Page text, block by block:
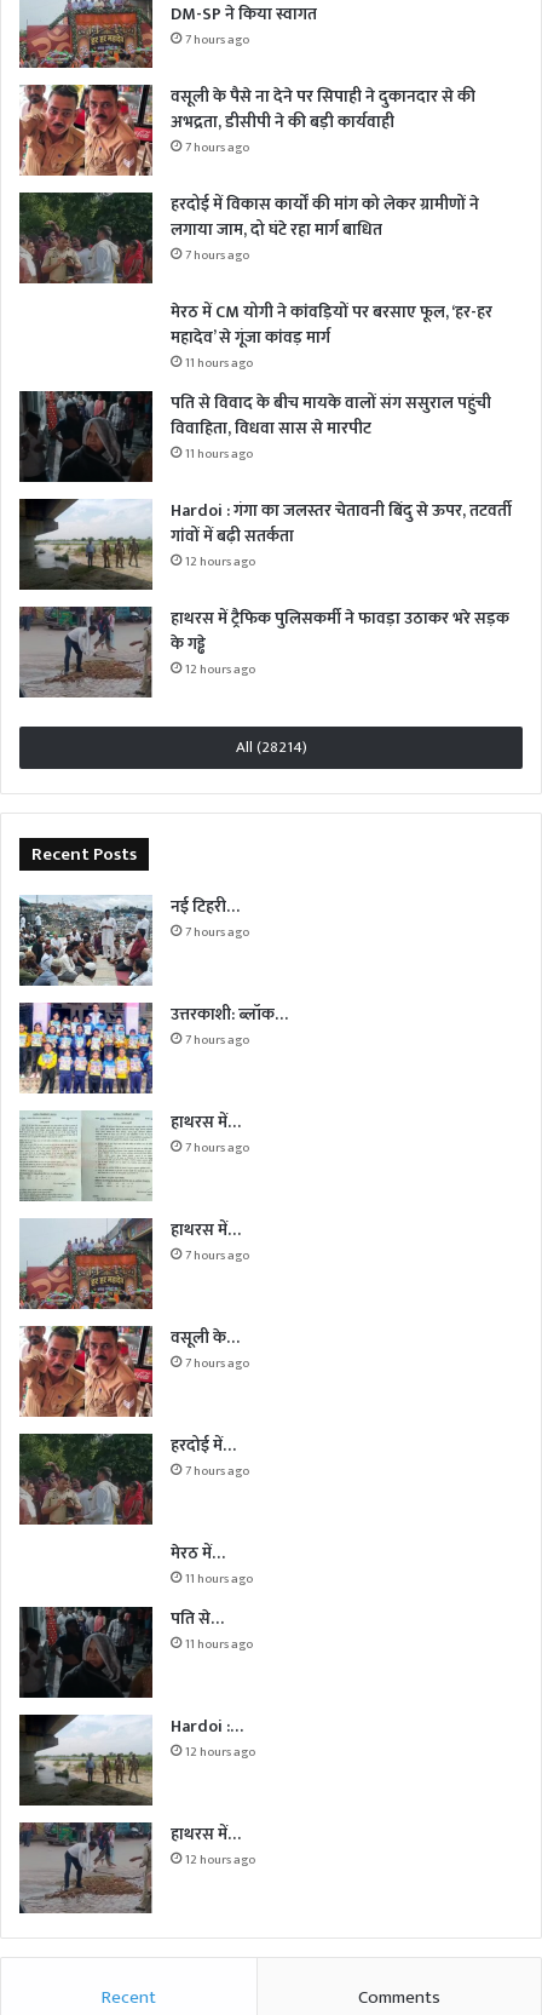
DM-SP ने किया स्वागत
7 hours ago
वसूली के पैसे ना देने पर सिपाही ने दुकानदार से की
अभद्रता, डीसीपी ने की बड़ी कार्यवाही
7 hours ago
हरदोई में विकास कार्यों की मांग को लेकर ग्रामीणों ने
लगाया जाम, दो घंटे रहा मार्ग बाधित
7 hours ago
मेरठ में CM योगी ने कांवड़ियों पर बरसाए फूल, ‘हर-हर
महादेव’ से गूंजा कांवड़ मार्ग
11 hours ago
पति से विवाद के बीच मायके वालों संग ससुराल पहुंची
विवाहिता, विधवा सास से मारपीट
11 hours ago
Hardoi : गंगा का जलस्तर चेतावनी बिंदु से ऊपर, तटवर्ती
गांवों में बढ़ी सतर्कता
12 hours ago
हाथरस में ट्रैफिक पुलिसकर्मी ने फावड़ा उठाकर भरे सड़क
के गड्ढे
12 hours ago
All (28214)
Recent Posts
नई टिहरी…
7 hours ago
उत्तरकाशी: ब्लॉक…
7 hours ago
हाथरस में…
7 hours ago
हाथरस में…
7 hours ago
वसूली के…
7 hours ago
हरदोई में…
7 hours ago
मेरठ में…
11 hours ago
पति से…
11 hours ago
Hardoi :…
12 hours ago
हाथरस में…
12 hours ago
Recent Comments